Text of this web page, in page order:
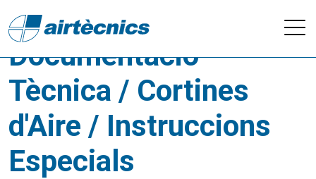
Descarregues -
Documentació
Tècnica / Cortines
d'Aire / Instruccions
Especials